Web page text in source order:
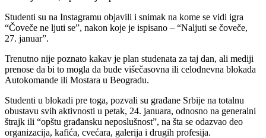
Studenti su na Instagramu objavili i snimak na kome se vidi igra
“Čoveče ne ljuti se”, nakon koje je ispisano – “Naljuti se čoveče,
27. januar”.
Trenutno nije poznato kakav je plan studenata za taj dan, ali mediji
prenose da bi to mogla da bude višečasovna ili celodnevna blokada
Autokomande ili Mostara u Beogradu.
Studenti u blokadi pre toga, pozvali su građane Srbije na totalnu
obustavu svih aktivnosti u petak, 24. januara, odnosno na generalni
štrajk ili “opštu građansku neposlušnost”, na šta se odazvao deo
organizacija, kafića, cvećara, galerija i drugih profesija.